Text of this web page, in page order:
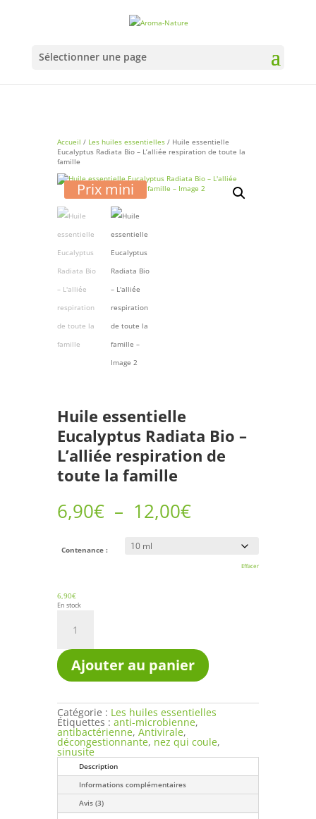
Sélectionner une page
Accueil / Les huiles essentielles/ Huile essentielle
Eucalyptus Radiata Bio – L’alliée respiration de toute la
famille
Prix mini
Huile essentielle
Eucalyptus Radiata Bio –
L’alliée respiration de
toute la famille
6,90€ – 12,00€Plage
de
12,00€
Contenance :
Effacer
6,90€
En stock
Eucalyptus
Radiata
Bio
respiration
de
toute
la
famille
Ajouter au panier
Catégorie : Les huiles essentielles
Étiquettes : anti-microbienne,
antibactérienne, Antivirale,
décongestionnante, nez qui coule,
sinusite
Description
Informations complémentaires
Avis (3)